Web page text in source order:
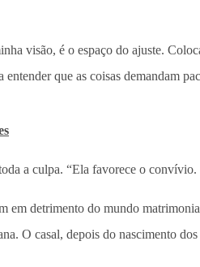
visão, é o espaço do ajuste.
que as coisas demandam
a culpa. “Ela favorece o
em detrimento do mundo
O casal, depois do nascimento